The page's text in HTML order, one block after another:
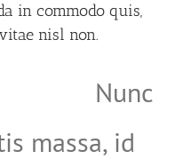
in commodo quis,
nisl non.
Nunc
massa, id